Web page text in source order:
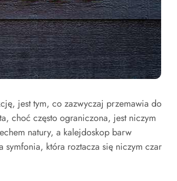
jest tym, co zazwyczaj przemawia do
choć często ograniczona, jest niczym
natury, a kalejdoskop barw
która roztacza się niczym czar